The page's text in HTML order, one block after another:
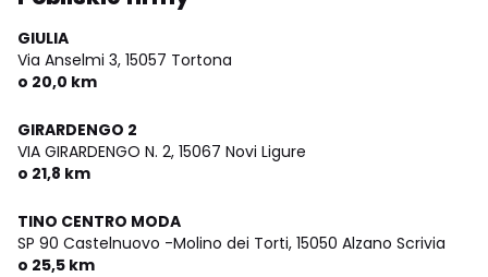
GIULIA
Via Anselmi 3, 15057 Tortona
o 20,0 km
GIRARDENGO 2
VIA GIRARDENGO N. 2, 15067 Novi Ligure
o 21,8 km
TINO CENTRO MODA
SP 90 Castelnuovo -Molino dei Torti, 15050 Alzano Scrivia
o 25,5 km